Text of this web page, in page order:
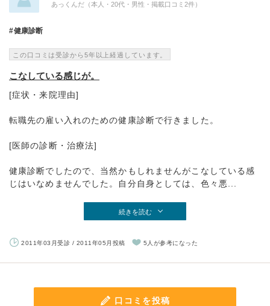
あっくんだ（本人・20代・男性・掲載口コミ2件）
健康診断
この口コミは受診から5年以上経過しています。
こなしている感じが。
[症状・来院理由]
転職先の雇い入れのための健康診断で行きました。
[医師の診断・治療法]
健康診断でしたので、当然かもしれませんがこなしている感
じはいなめませんでした。自分自身としては、色々悪...
続きを読む
2011年03月受診 / 2011年05月投稿 5人が参考になった
口コミを投稿